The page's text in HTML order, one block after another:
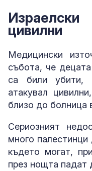
цивилни
Медицински
събота, че
са били убити,
атакувал
близо до болница
Сериозният
много палестинци
където могат,
през нощта падат